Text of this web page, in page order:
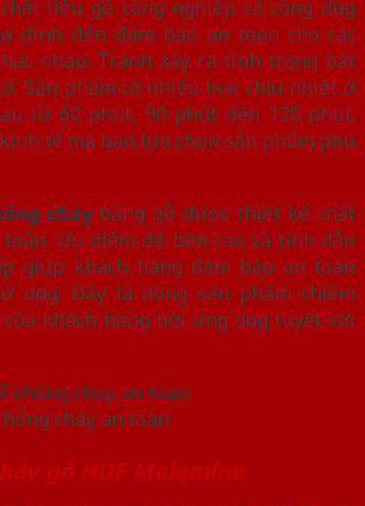
chất liệu gỗ công nghiệp có công dụng
đình đến đảm bảo an toàn cho các
nhau. Tránh xảy ra tình trạng bắt
Sản phẩm có nhiều loại chịu nhiệt ở
từ 60 phút, 90 phút đến 120 phút.
tế mà bạn lựa chọn sản phẩm phù
cháybằng gỗ được thiết kế chất
Ưu điểm độ bền cao và tính dẫn
giúp khách hàng đảm bảo an toàn
dụng. Đây là dòng sản phẩm chiếm
khách hàng bởi ứng dụng tuyệt vời
cháy an toàn
gỗ HDF Melamine